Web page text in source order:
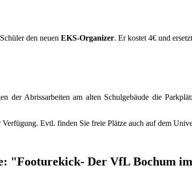
den neuen EKS-Organizer. Er kostet 4€ und
der Abrissarbeiten am alten Schulgebäude die
Evtl. finden Sie freie Plätze auch auf dem
"Footurekick- Der VfL Bochum